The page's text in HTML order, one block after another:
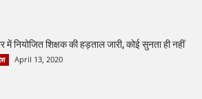
में नियोजित शिक्षक की हड़ताल जारी, कोई सुनता ही नहीं
April 13, 2020